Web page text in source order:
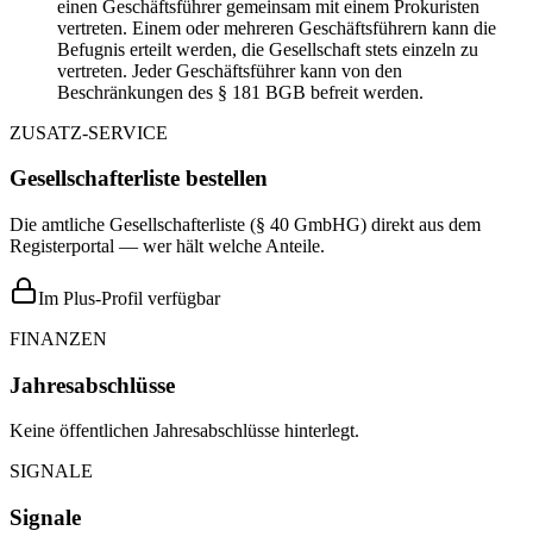
einen Geschäftsführer gemeinsam mit einem Prokuristen
vertreten. Einem oder mehreren Geschäftsführern kann die
Befugnis erteilt werden, die Gesellschaft stets einzeln zu
vertreten. Jeder Geschäftsführer kann von den
Beschränkungen des § 181 BGB befreit werden.
ZUSATZ-SERVICE
Gesellschafterliste bestellen
Die amtliche Gesellschafterliste (§ 40 GmbHG) direkt aus dem
Registerportal — wer hält welche Anteile.
Im Plus-Profil verfügbar
FINANZEN
Jahresabschlüsse
Keine öffentlichen Jahresabschlüsse hinterlegt.
SIGNALE
Signale